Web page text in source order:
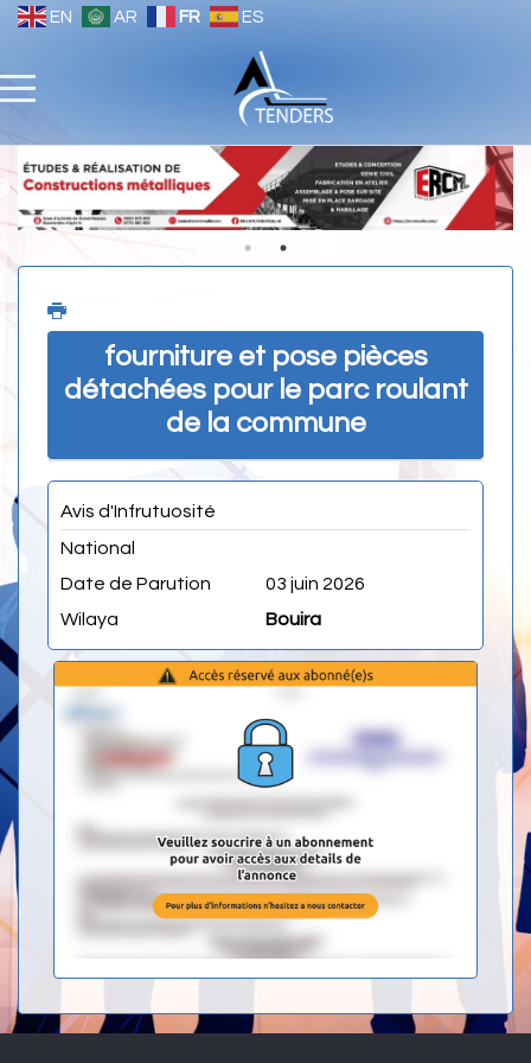
EN AR FR ES
fourniture et pose pièces
détachées pour le parc roulant
de la commune
Avis d'Infrutuosité
National
Date de Parution
03 juin 2026
Wilaya
Bouira